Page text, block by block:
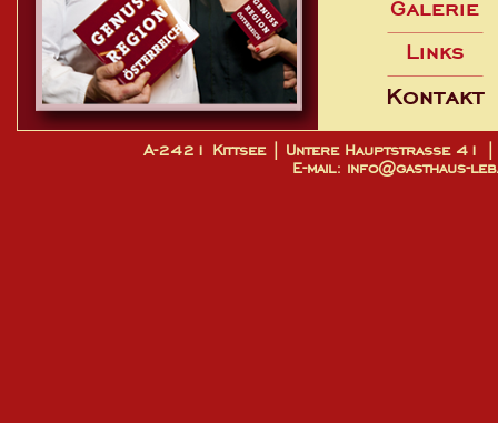
Galerie
Links
Kontakt
A-2421 Kittsee | Untere Hauptstrasse
E-mail: info@gasthaus-